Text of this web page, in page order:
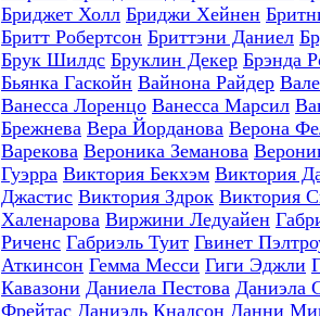
Бриджет Холл Бриджи Хейнен
Бритт Робертсон Бриттэни Даниел
Брук Шилдс Бруклин Декер Брэнда
Бьянка Гаскойн Вайнона Райдер
Ванесса Лоренцо Ванесса Марсил
Брежнева Вера Йорданова Верона
Варекова Вероника Земанова
Гуэрра Виктория Бекхэм Виктория
Джастис Виктория Здрок Виктория
Халенарова Виржини Ледуайен
Риченс Габриэль Туит Гвинет
Аткинсон Гемма Месси Гиги Эджли
Кавазони Даниела Пестова Даниэла
Фрейтас Даниэль Кнадсон Данни